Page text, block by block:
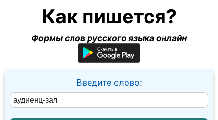
Как пишется?
Формы слов русского языка онлайн
Введите слово: